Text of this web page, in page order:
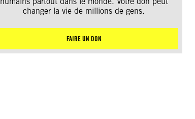
changer la vie de millions de gens.
FAIRE UN DON